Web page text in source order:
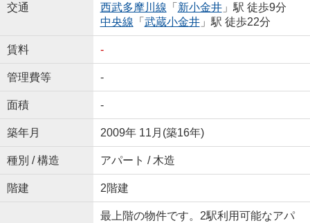
交通
西武多摩川線 「 新小金井」駅 徒歩9分
中央線 「 武蔵小金井」駅 徒歩22分
賃料 -
管理費等 -
面積 -
築年月 2009年 11月(築16年)
種別 / 構造 アパート / 木造
階建 2階建
最上階の物件です。2駅利用可能なアパ